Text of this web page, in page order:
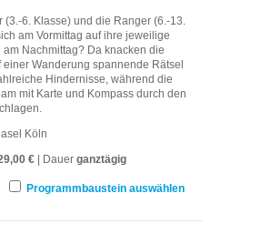
(3.-6. Klasse) und die Ranger (6.-13.
am Vormittag auf ihre jeweilige
am Nachmittag? Da knacken die
einer Wanderung spannende Rätsel
Hindernisse, während die
mit Karte und Kompass durch den
Köln
€ | Dauer ganztägig
Programmbaustein auswählen